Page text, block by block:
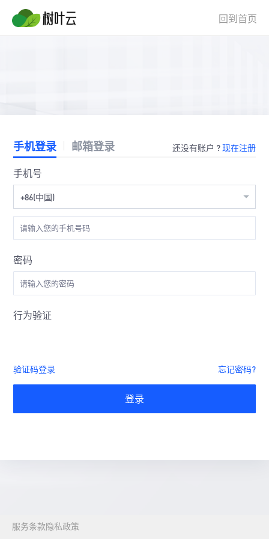
回到首页
手机登录 邮箱登录 还没有账户 ?现在注册
手机号
+86(中国)
密码
行为验证
验证码登录 忘记密码?
登录
服务条款 隐私政策